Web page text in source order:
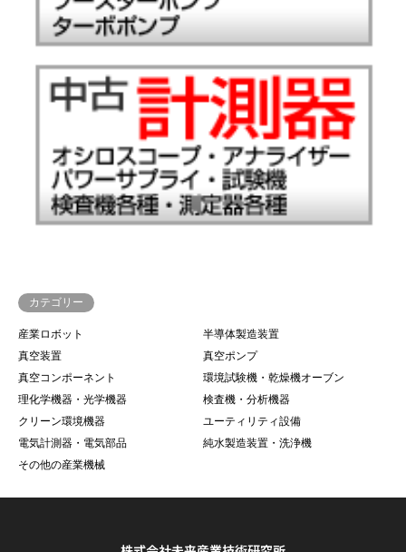
カテゴリー
産業ロボット
半導体製造装置
真空装置
真空ポンプ
真空コンポーネント
環境試験機・乾燥機オーブン
理化学機器・光学機器
検査機・分析機器
クリーン環境機器
ユーティリティ設備
電気計測器・電気部品
純水製造装置・洗浄機
その他の産業機械